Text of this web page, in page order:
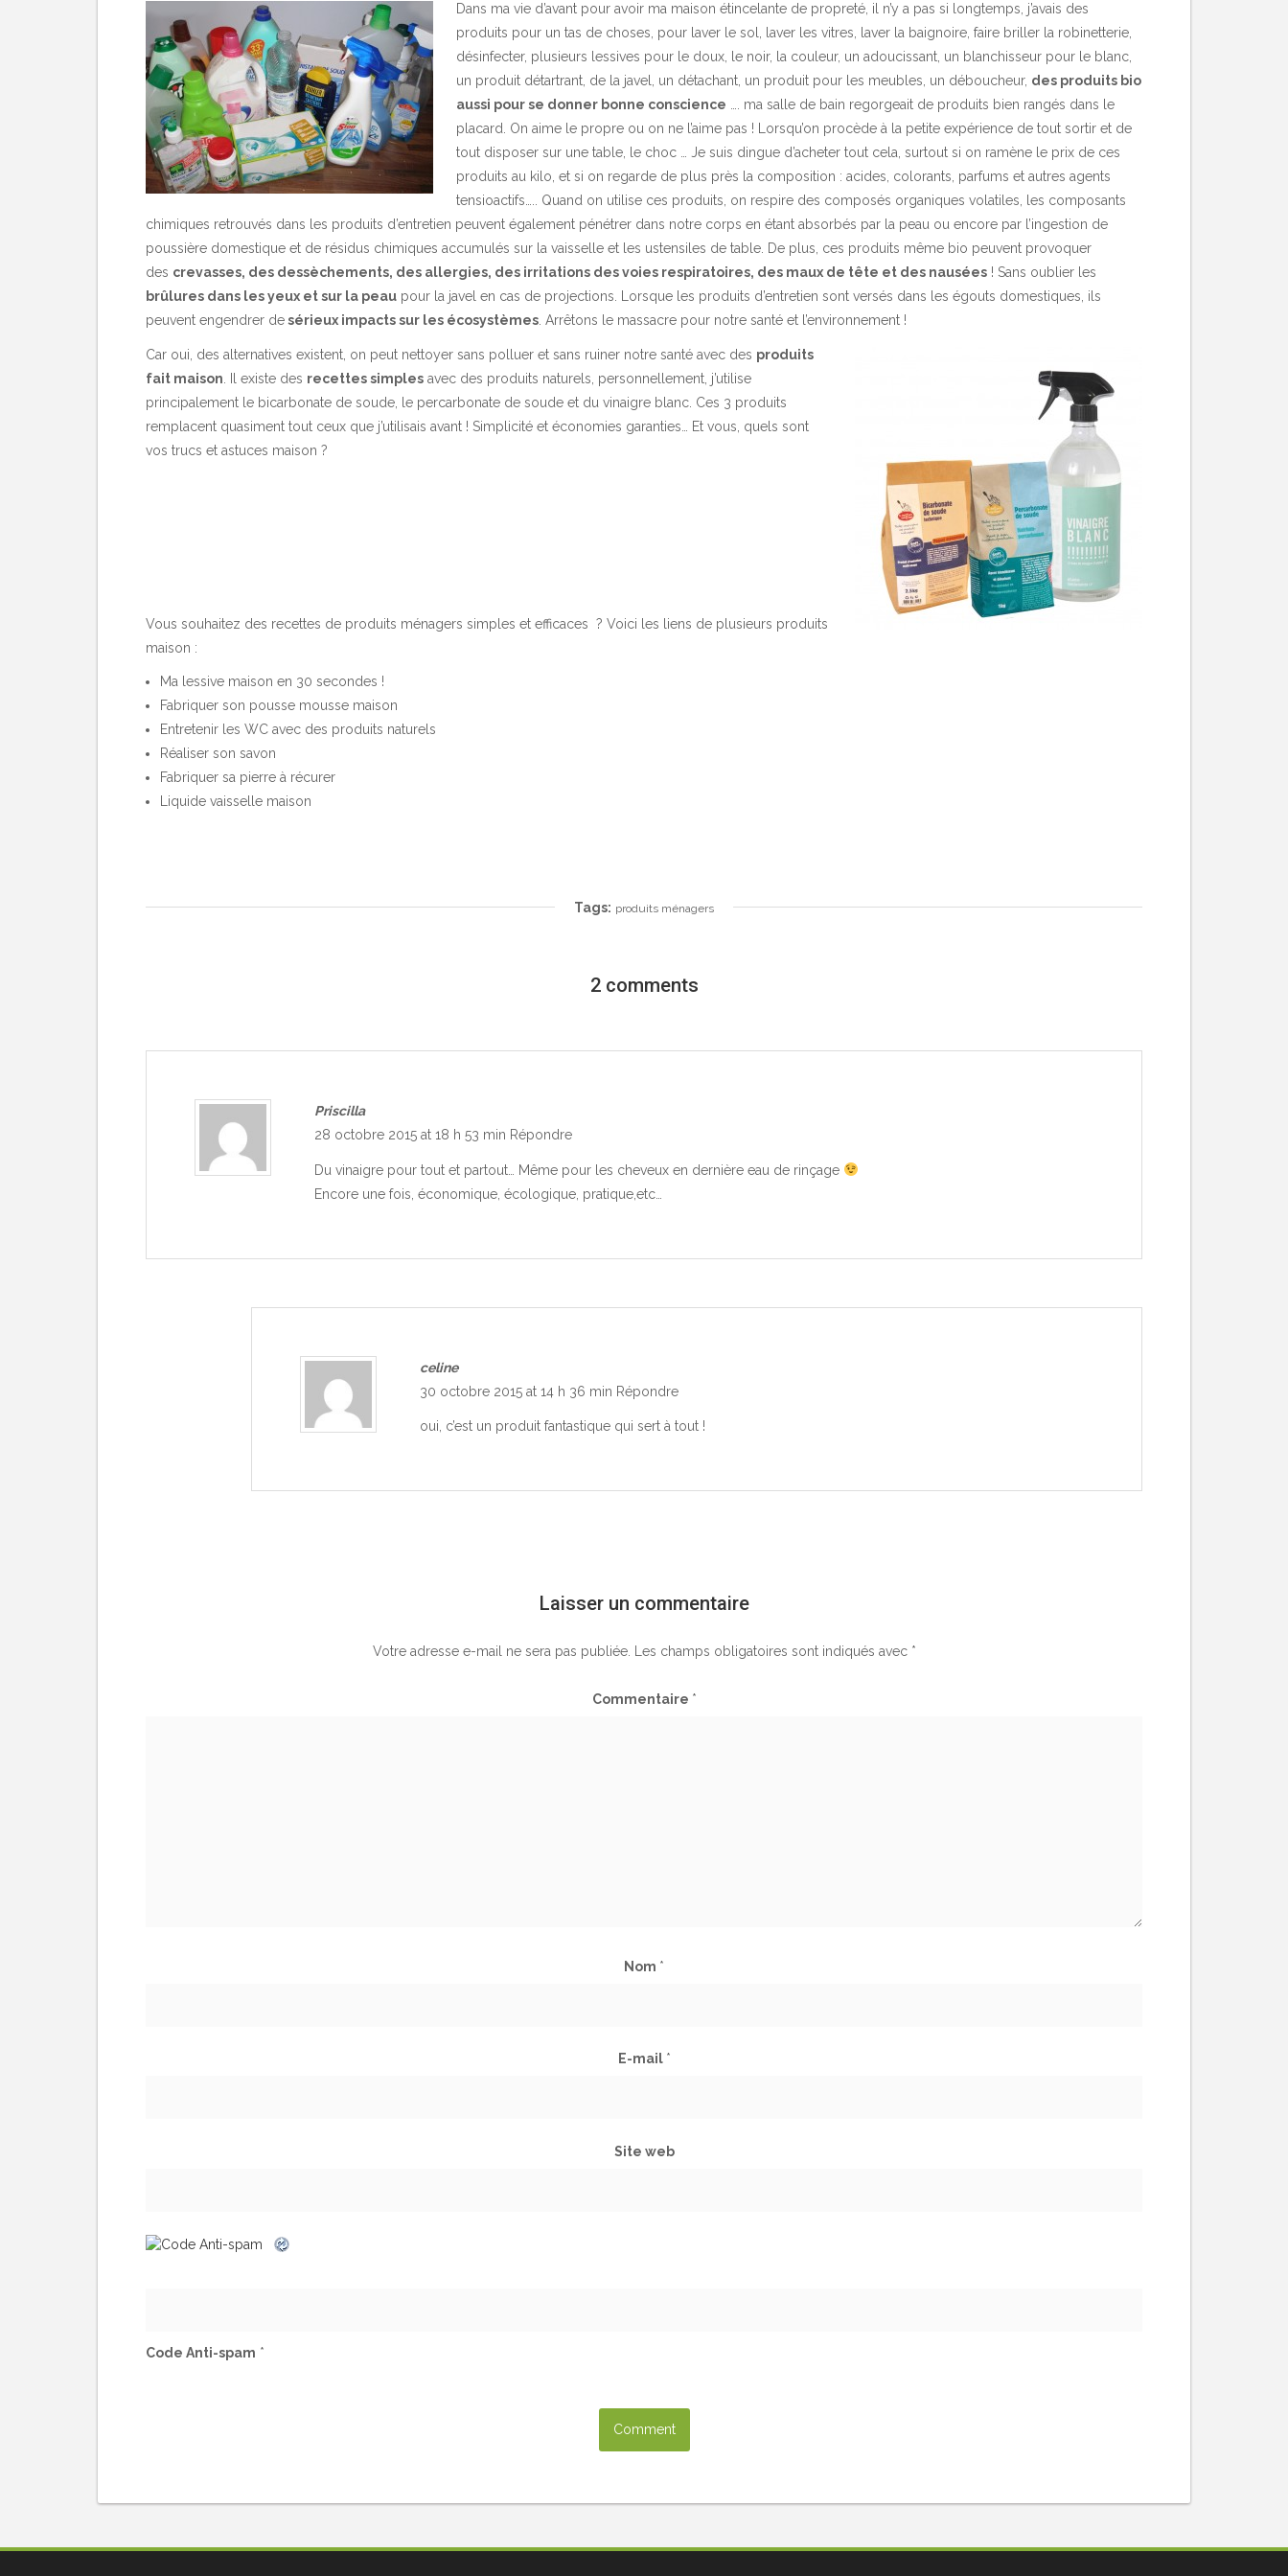
Dans ma vie d’avant pour avoir ma maison étincelante de propreté, il n’y a pas si longtemps, j’avais des
produits pour un tas de choses, pour laver le sol, laver les vitres, laver la baignoire, faire briller la robinetterie,
désinfecter, plusieurs lessives pour le doux, le noir, la couleur, un adoucissant, un blanchisseur pour le blanc,
un produit détartrant, de la javel, un détachant, un produit pour les meubles, un déboucheur, des produits bio
aussi pour se donner bonne conscience …. ma salle de bain regorgeait de produits bien rangés dans le
placard. On aime le propre ou on ne l’aime pas ! Lorsqu’on procède à la petite expérience de tout sortir et de
tout disposer sur une table, le choc … Je suis dingue d’acheter tout cela, surtout si on ramène le prix de ces
produits au kilo, et si on regarde de plus près la composition : acides, colorants, parfums et autres agents
tensioactifs….. Quand on utilise ces produits, on respire des composés organiques volatiles, les composants
chimiques retrouvés dans les produits d’entretien peuvent également pénétrer dans notre corps en étant absorbés par la peau ou encore par l’ingestion de
poussière domestique et de résidus chimiques accumulés sur la vaisselle et les ustensiles de table. De plus, ces produits même bio peuvent provoquer
des crevasses, des dessèchements, des allergies, des irritations des voies respiratoires, des maux de tête et des nausées ! Sans oublier les
brûlures dans les yeux et sur la peau pour la javel en cas de projections. Lorsque les produits d’entretien sont versés dans les égouts domestiques, ils
peuvent engendrer desérieux impacts sur les écosystèmes . Arrêtons le massacre pour notre santé et l’environnement !
Car oui, des alternatives existent, on peut nettoyer sans polluer et sans ruiner notre santé avec des produits
fait maison . Il existe des recettes simples avec des produits naturels, personnellement, j’utilise
principalement le bicarbonate de soude, le percarbonate de soude et du vinaigre blanc. Ces 3 produits
remplacent quasiment tout ceux que j’utilisais avant ! Simplicité et économies garanties… Et vous, quels sont
vos trucs et astuces maison ?
Vous souhaitez des recettes de produits ménagers simples et efficaces ? Voici les liens de plusieurs produits
maison :
Ma lessive maison en 30 secondes !
Fabriquer son pousse mousse maison
Entretenir les WC avec des produits naturels
Réaliser son savon
Fabriquer sa pierre à récurer
Liquide vaisselle maison
Tags: produits ménagers
2 comments
Priscilla
28 octobre 2015 at 18 h 53 min Répondre
Du vinaigre pour tout et partout… Même pour les cheveux en dernière eau de rinçage
Encore une fois, économique, écologique, pratique,etc…
celine
30 octobre 2015 at 14 h 36 min Répondre
oui, c’est un produit fantastique qui sert à tout !
Laisser un commentaire
Votre adresse e-mail ne sera pas publiée. Les champs obligatoires sont indiqués avec *
Commentaire *
Nom *
E-mail *
Site web
Code Anti-spam *